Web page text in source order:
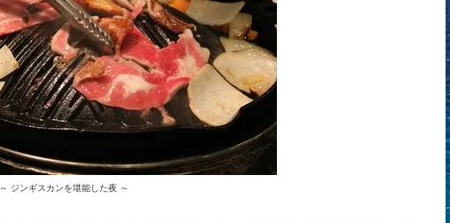
～ ジンギスカンを堪能した夜 ～